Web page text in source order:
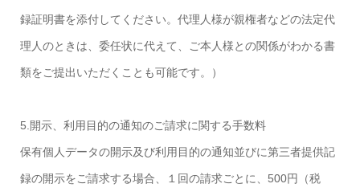
録証明書を添付してください。代理人様が親権者などの法定代
理人のときは、委任状に代えて、ご本人様との関係がわかる書
類をご提出いただくことも可能です。）
5.開示、利用目的の通知のご請求に関する手数料
保有個人データの開示及び利用目的の通知並びに第三者提供記
録の開示をご請求する場合、１回の請求ごとに、500円（税